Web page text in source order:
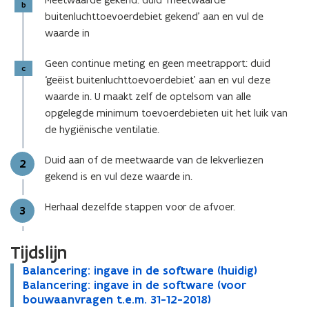
b
buitenluchttoevoerdebiet gekend’ aan en vul de
waarde in
c
Geen continue meting en geen meetrapport: duid
‘geëist buitenluchttoevoerdebiet’ aan en vul deze
waarde in. U maakt zelf de optelsom van alle
opgelegde minimum toevoerdebieten uit het luik van
de hygiënische ventilatie.
Stap
2
Duid aan of de meetwaarde van de lekverliezen
gekend is en vul deze waarde in.
Stap
3 Herhaal dezelfde stappen voor de afvoer.
Tijdslijn
B
a
l
Balancering: ingave in de software (huidig)
B
a
l
B
a
Balancering: ingave in de software (voor
bouwaanvragen t.e.m. 31-12-2018)
B
a